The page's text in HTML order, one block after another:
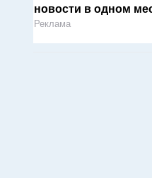
новости в одном
Реклама